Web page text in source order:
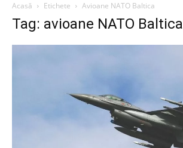
Acasă Etichete Avioane NATO Baltica
Tag: avioane NATO Baltica